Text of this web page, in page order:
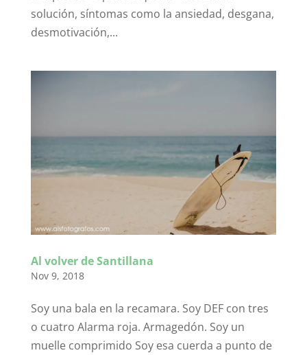
solución, síntomas como la ansiedad, desgana,
desmotivación,...
Al volver de Santillana
Nov 9, 2018
Soy una bala en la recamara. Soy DEF con tres
o cuatro Alarma roja. Armagedón. Soy un
muelle comprimido Soy esa cuerda a punto de